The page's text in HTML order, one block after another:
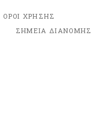
ΟΡΟΙ ΧΡΗΣΗΣ
ΣΗΜΕΙΑ ΔΙΑΝΟΜΗΣ